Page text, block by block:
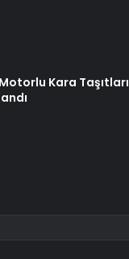
Kara Taşıtları